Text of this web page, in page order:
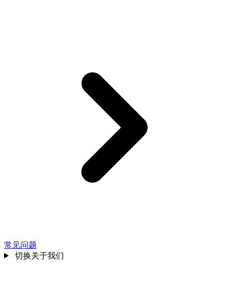
常见问题
切换关于我们